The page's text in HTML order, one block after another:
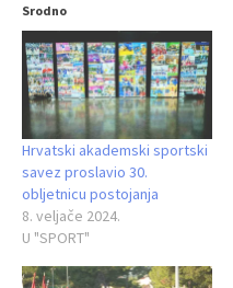
Srodno
Hrvatski akademski sportski
savez proslavio 30.
obljetnicu postojanja
8. veljače 2024.
U "SPORT"